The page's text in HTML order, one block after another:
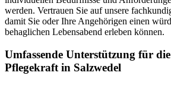
werden. Vertrauen Sie auf unsere
damit Sie oder Ihre Angehörigen einen
behaglichen Lebensabend erleben können.
Umfassende Unterstützung für
Pflegekraft in Salzwedel